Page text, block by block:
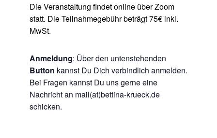
Die Veranstaltung findet online über Zoom
statt. Die Teilnahmegebühr beträgt 75€ inkl.
MwSt.
Anmeldung: Über den untenstehenden
Button kannst Du Dich verbindlich anmelden.
Bei Fragen kannst Du uns gerne eine
Nachricht an mail(at)bettina-krueck.de
schicken.